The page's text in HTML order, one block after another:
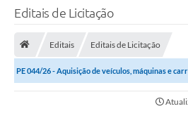
Editais de Licitação
Editais Editais de Licitação
PE 044/26 - Aquisição de veículos, máquinas e